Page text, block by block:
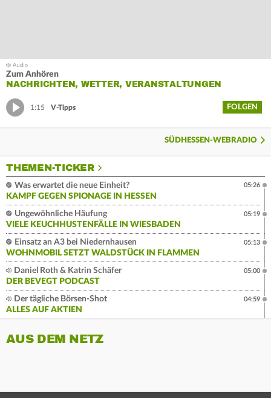
Zum Anhören
NACHRICHTEN, WETTER, VERANSTALTUNGEN
1:15 V-Tipps FOLGEN
SÜDHESSEN-WEBRADIO
THEMEN-TICKER
Was erwartet die neue Einheit?
KAMPF GEGEN SPIONAGE IN HESSEN
05:26
Ungewöhnliche Häufung
VIELE KEUCHHUSTENFÄLLE IN WIESBADEN
05:19
Einsatz an A3 bei Niedernhausen
WOHNMOBIL SETZT WALDSTÜCK IN FLAMMEN
05:13
Daniel Roth & Katrin Schäfer
DER BEVEGT PODCAST
05:00
Der tägliche Börsen-Shot
ALLES AUF AKTIEN
04:59
AUS DEM NETZ